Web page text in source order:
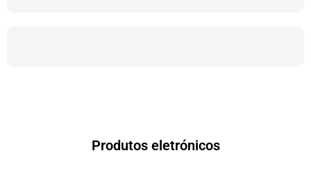
Produtos eletrónicos